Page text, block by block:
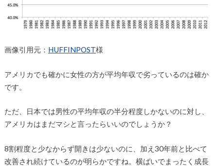
画像引用元： HUFFINPOST様
アメリカでも確かに女性の方が平均年収で劣っているのは確か
です。
ただ、日本では男性の平均年収の半分程度しかないのに対し、
アメリカはまだマシと言ったらいいのでしょうか？
8割程度と少なからず開きは少ないのに、加え30年前と比べて
改善され続けているのが明らかですね。横ばいでまったく成長